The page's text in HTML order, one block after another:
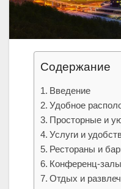
Содержание
Введение
Удобное
Просторные и
Услуги и
Рестораны и
Конференц-
Отдых и